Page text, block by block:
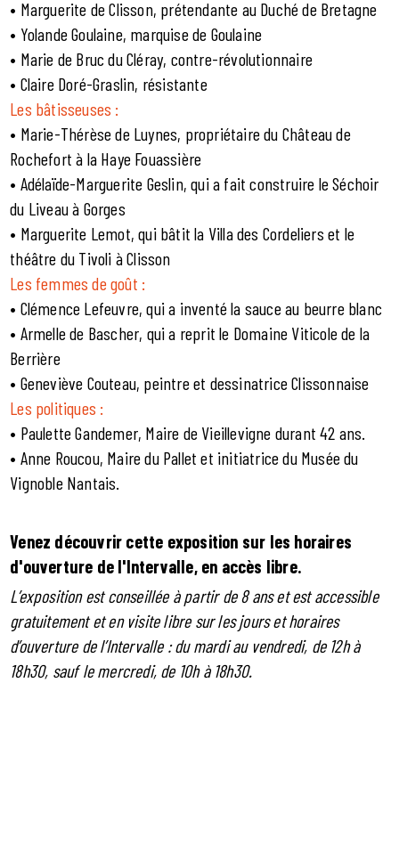
• Marguerite de Clisson, prétendante au Duché de Bretagne
• Yolande Goulaine, marquise de Goulaine
• Marie de Bruc du Cléray, contre-révolutionnaire
• Claire Doré-Graslin, résistante
Les bâtisseuses :
• Marie-Thérèse de Luynes, propriétaire du Château de
Rochefort à la Haye Fouassière
• Adélaïde-Marguerite Geslin, qui a fait construire le Séchoir
du Liveau à Gorges
• Marguerite Lemot, qui bâtit la Villa des Cordeliers et le
théâtre du Tivoli à Clisson
Les femmes de goût :
• Clémence Lefeuvre, qui a inventé la sauce au beurre blanc
• Armelle de Bascher, qui a reprit le Domaine Viticole de la
Berrière
• Geneviève Couteau, peintre et dessinatrice Clissonnaise
Les politiques :
• Paulette Gandemer, Maire de Vieillevigne durant 42 ans.
• Anne Roucou, Maire du Pallet et initiatrice du Musée du
Vignoble Nantais.
Venez découvrir cette exposition sur les horaires
d'ouverture de l'Intervalle, en accès libre.
L’exposition est conseillée à partir de 8 ans et est accessible
gratuitement et en visite libre sur les jours et horaires
d’ouverture de l’Intervalle : du mardi au vendredi, de 12h à
18h30, sauf le mercredi, de 10h à 18h30.